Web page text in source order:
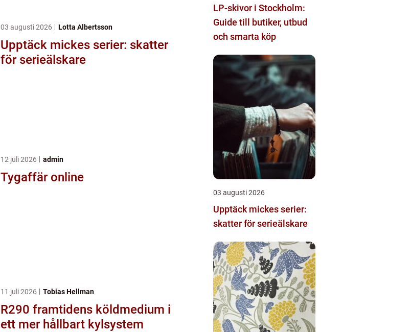
03 augusti 2026 Lotta Albertsson
Upptäck mickes serier: skatter
för serieälskare
12 juli 2026 admin
Tygaffär online
11 juli 2026 Tobias Hellman
R290 framtidens köldmedium i
ett mer hållbart kylsystem
LP-skivor i Stockholm:
Guide till butiker, utbud
och smarta köp
03 augusti 2026
Upptäck mickes serier:
skatter för serieälskare